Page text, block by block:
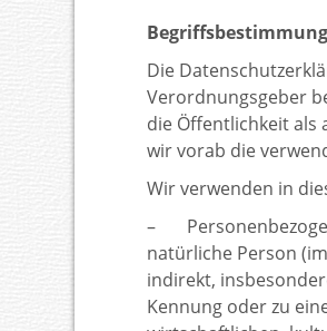
Die
Verordnungsgeber
die Öffentlichkeit als
wir vorab die
Wir verwenden in
–
natürliche Person
indirekt,
Kennung oder zu